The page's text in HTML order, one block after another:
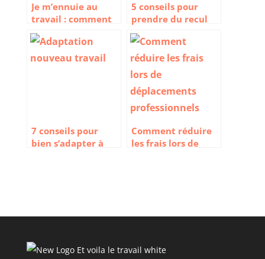
Je m’ennuie au
travail : comment
éviter le bore out ?
5 conseils pour
prendre du recul
vis-à-vis du travail
7 conseils pour
bien s’adapter à
Comment réduire
les frais lors de